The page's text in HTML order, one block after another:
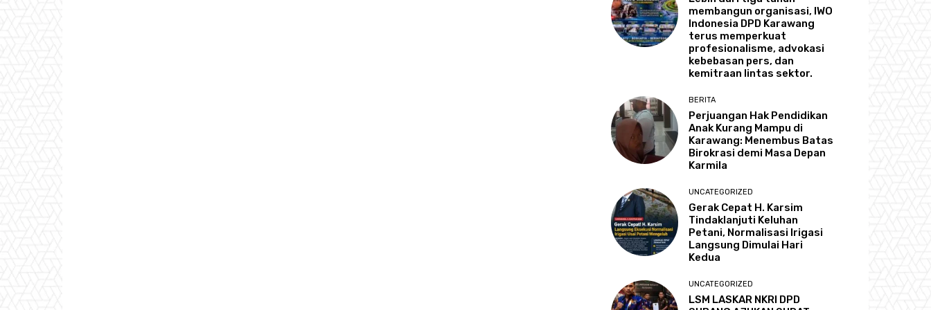
membangun organisasi, IWO
Indonesia DPD Karawang
terus memperkuat
profesionalisme, advokasi
kebebasan pers, dan
kemitraan lintas sektor.
BERITA
Perjuangan Hak Pendidikan
Anak Kurang Mampu di
Karawang: Menembus Batas
Birokrasi demi Masa Depan
Karmila
UNCATEGORIZED
Gerak Cepat H. Karsim
Tindaklanjuti Keluhan
Petani, Normalisasi Irigasi
Langsung Dimulai Hari
Kedua
UNCATEGORIZED
LSM LASKAR NKRI DPD